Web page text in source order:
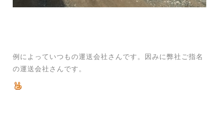
例によっていつもの運送会社さんです。
因みに弊社ご指名
の運送会社さんです。